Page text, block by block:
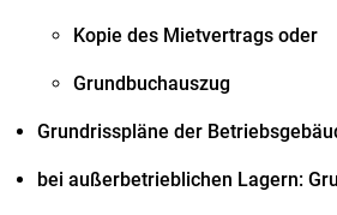
Kopie des Mietvertrags oder
Grundbuchauszug
Grundrisspläne der
bei außerbetrieblichen Lagern: